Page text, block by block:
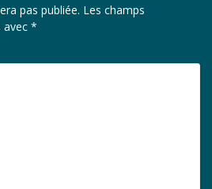
pas publiée. Les champs
avec *